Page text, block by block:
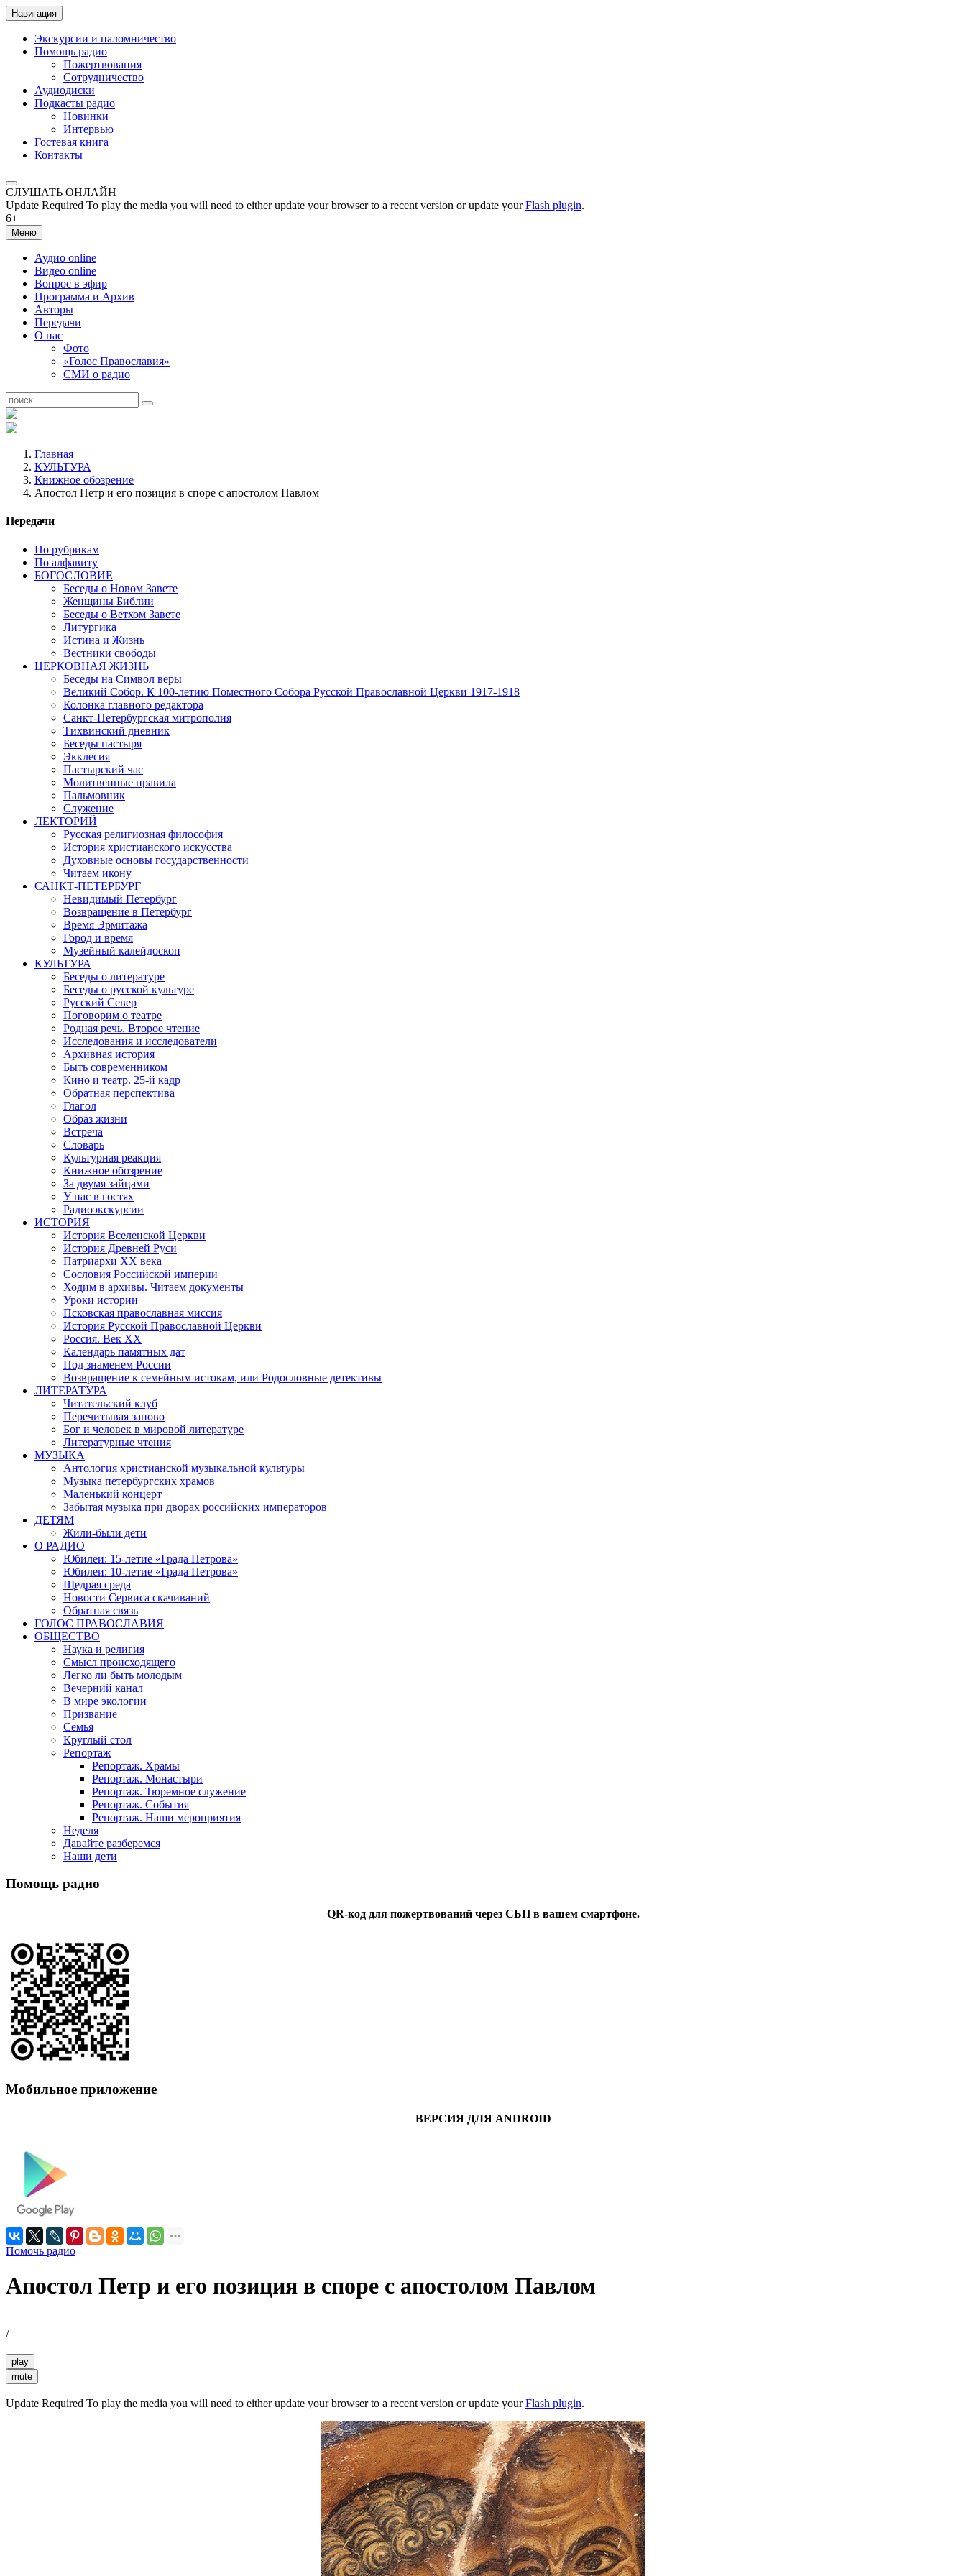
Навигация
Экскурсии и паломничество
Помощь радио
Пожертвования
Сотрудничество
Аудиодиски
Подкасты радио
Новинки
Интервью
Гостевая книга
Контакты
СЛУШАТЬ ОНЛАЙН
Update Required To play the media you will need to either update your browser to a recent version or update yourFlash plugin.
6+
Меню
Аудио online
Видео online
Вопрос в эфир
Программа и Архив
Авторы
Передачи
О нас
Фото
«Голос Православия»
СМИ о радио
Главная
КУЛЬТУРА
Книжное обозрение
Апостол Петр и его позиция в споре с апостолом Павлом
Передачи
По рубрикам
По алфавиту
БОГОСЛОВИЕ
Беседы о Новом Завете
Женщины Библии
Беседы о Ветхом Завете
Литургика
Истина и Жизнь
Вестники свободы
ЦЕРКОВНАЯ ЖИЗНЬ
Беседы на Символ веры
Великий Собор. К 100-летию Поместного Собора Русской Православной Церкви 1917-1918
Колонка главного редактора
Санкт-Петербургская митрополия
Тихвинский дневник
Беседы пастыря
Экклесия
Пастырский час
Молитвенные правила
Пальмовник
Служение
ЛЕКТОРИЙ
Русская религиозная философия
История христианского искусства
Духовные основы государственности
Читаем икону
САНКТ-ПЕТЕРБУРГ
Невидимый Петербург
Возвращение в Петербург
Время Эрмитажа
Город и время
Музейный калейдоскоп
КУЛЬТУРА
Беседы о литературе
Беседы о русской культуре
Русский Север
Поговорим о театре
Родная речь. Второе чтение
Исследования и исследователи
Архивная история
Быть современником
Кино и театр. 25-й кадр
Обратная перспектива
Глагол
Образ жизни
Встреча
Словарь
Культурная реакция
Книжное обозрение
За двумя зайцами
У нас в гостях
Радиоэкскурсии
ИСТОРИЯ
История Вселенской Церкви
История Древней Руси
Патриархи XX века
Сословия Российской империи
Ходим в архивы. Читаем документы
Уроки истории
Псковская православная миссия
История Русской Православной Церкви
Россия. Век ХХ
Календарь памятных дат
Под знаменем России
Возвращение к семейным истокам, или Родословные детективы
ЛИТЕРАТУРА
Читательский клуб
Перечитывая заново
Бог и человек в мировой литературе
Литературные чтения
МУЗЫКА
Антология христианской музыкальной культуры
Музыка петербургских храмов
Маленький концерт
Забытая музыка при дворах российских императоров
ДЕТЯМ
Жили-были дети
О РАДИО
Юбилеи: 15-летие «Града Петрова»
Юбилеи: 10-летие «Града Петрова»
Щедрая среда
Новости Сервиса скачиваний
Обратная связь
ГОЛОС ПРАВОСЛАВИЯ
ОБЩЕСТВО
Наука и религия
Смысл происходящего
Легко ли быть молодым
Вечерний канал
В мире экологии
Призвание
Семья
Круглый стол
Репортаж
Репортаж. Храмы
Репортаж. Монастыри
Репортаж. Тюремное служение
Репортаж. События
Репортаж. Наши мероприятия
Неделя
Давайте разберемся
Наши дети
Помощь радио
QR-код для пожертвований через СБП в вашем смартфоне.
Мобильное приложение
ВЕРСИЯ ДЛЯ ANDROID
Помочь радио
Апостол Петр и его позиция в споре с апостолом Павлом
/
play
mute
Update Required To play the media you will need to either update your browser to a recent version or update yourFlash plugin.